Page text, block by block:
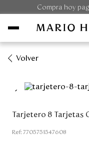
Compra hoy
Unisex
Volver
Tarjetero 8 Tarjetas
:7705751547608